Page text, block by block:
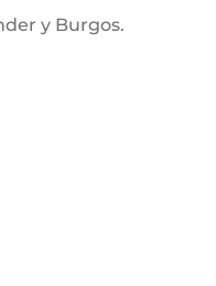
y Burgos.